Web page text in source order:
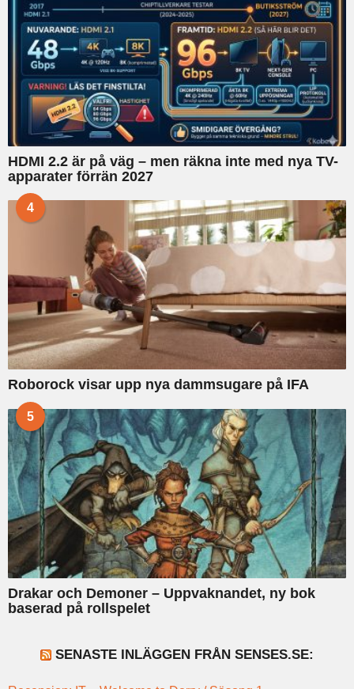
HDMI 2.2 är på väg – men räkna inte med nya TV-
apparater förrän 2027
4
Roborock visar upp nya dammsugare på IFA
5
Drakar och Demoner – Uppvaknandet, ny bok
baserad på rollspelet
SENASTE INLÄGGEN FRÅN SENSES.SE: